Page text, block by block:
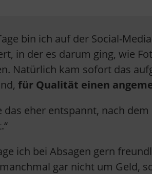
bin ich auf der Social-
in der es darum ging, wie
Natürlich kam sofort das
für Qualität einen
das eher entspannt, nach
ich bei Absagen gern
gar nicht um Geld,